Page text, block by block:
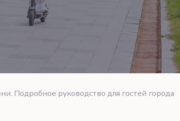
Подробное руководство для гостей города